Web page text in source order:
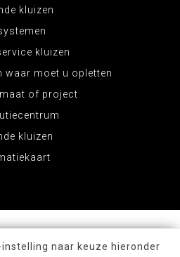
kluizen
kluizen
waar moet u opletten
of project
kluizen
naar keuze hieronder